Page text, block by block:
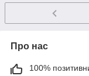
Про нас
100%